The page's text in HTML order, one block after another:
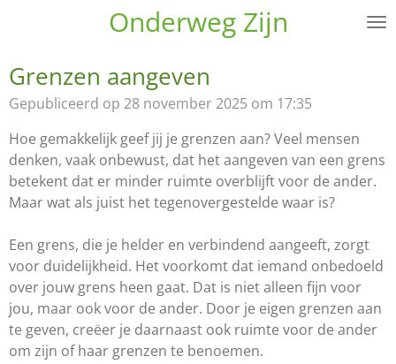
de
hoofdinhoud
Onderweg Zijn
Grenzen aangeven
Gepubliceerd op 28 november 2025 om 17:35
Hoe gemakkelijk geef jij je grenzen aan? Veel mensen
denken, vaak onbewust, dat het aangeven van een grens
betekent dat er minder ruimte overblijft voor de ander.
Maar wat als juist het tegenovergestelde waar is?
Een grens, die je helder en verbindend aangeeft, zorgt
voor duidelijkheid. Het voorkomt dat iemand onbedoeld
over jouw grens heen gaat. Dat is niet alleen fijn voor
jou, maar ook voor de ander. Door je eigen grenzen aan
te geven, creëer je daarnaast ook ruimte voor de ander
om zijn of haar grenzen te benoemen.